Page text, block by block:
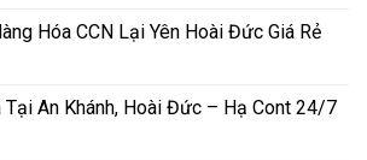
Hóa CCN Lại Yên Hoài Đức Giá Rẻ
Tại An Khánh, Hoài Đức – Hạ Cont 24/7